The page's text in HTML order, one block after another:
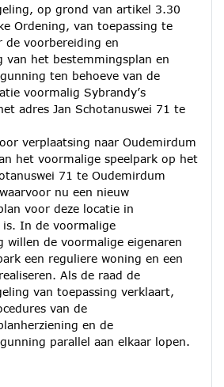
op grond van artikel 3.30
Ordening, van toepassing te
de voorbereiding en
van het bestemmingsplan en
ten behoeve van de
voormalig Sybrandy’s
adres Jan Schotanuswei 71 te
verplaatsing naar Oudemirdum
het voormalige speelpark op het
71 te Oudemirdum
nu een nieuw
voor deze locatie in
In de voormalige
willen de voormalige eigenaren
een reguliere woning en een
Als de raad de
van toepassing verklaart,
van de
en de
parallel aan elkaar lopen.